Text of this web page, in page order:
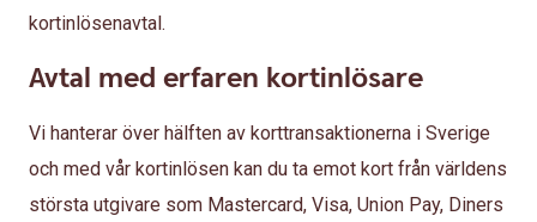
kortinlösenavtal.
Avtal med erfaren kortinlösare
Vi hanterar över hälften av korttransaktionerna i Sverige
och med vår kortinlösen kan du ta emot kort från världens
största utgivare som Mastercard, Visa, Union Pay, Diners